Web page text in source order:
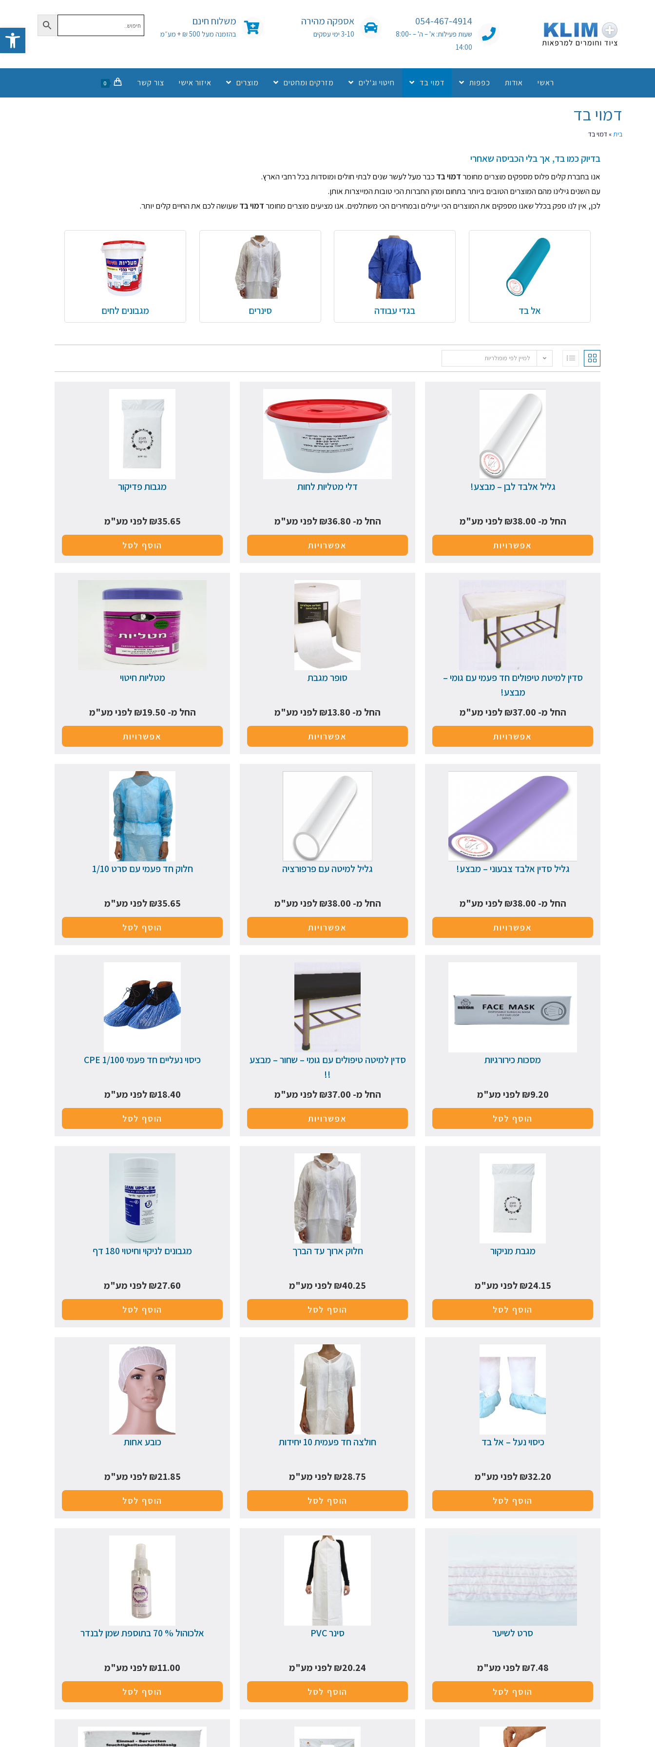
פתח סרגל נגישות
054-467-4914
שעות פעילות: א' – ה' – 8:00-
14:00
אספקה מהירה
3-10 ימי עסקים
משלוח חינם
בהזמנה מעל 500 ₪ + מע״מ
ראשי אודות כפפות דמוי בד חיטוי וג'לים מזרקים ומחטים מוצרים איזור אישי צור קשר 0
דמוי בד
בית»דמוי בד
בדיוק כמו בד, אך בלי הכביסה שאחרי
אנו בחברת קלים פלוס מספקים מוצרים מחומרדמוי בד כבר מעל לעשר שנים לבתי חולים ומוסדות בכל רחבי הארץ.
עם השנים גילינו מהם המוצרים הטובים ביותר בתחום ומהן החברות הכי טובות המייצרות אותן.
לכן, אין לנו ספק בכלל שאנו מספקים את המוצרים הכי יעילים ובמחירים הכי משתלמים. אנו מציעים מוצרים מחומרדמוי בד שעושה לכם את החיים קלים יותר.
אל בד בגדי עבודה סינרים מגבונים לחים
למיין לפי פופולריות
גליל אלבד לבן – מבצע!
החל מ- ₪38.00 לפני מע"מ
אפשרויות
דלי מטליות לחות
החל מ- ₪36.80 לפני מע"מ
אפשרויות
מגבות פדיקור
₪35.65 לפני מע"מ
הוסף לסל
סדין למיטת טיפולים חד פעמי עם גומי –
מבצע!
החל מ-
₪37.00 לפני מע"מ
אפשרויות
סופר מגבת
החל מ- ₪13.80 לפני מע"מ
אפשרויות
מטליות חיטוי
החל מ- ₪19.50 לפני מע"מ
אפשרויות
גליל סדין אלבד צבעוני – מבצע!
החל מ- ₪38.00 לפני מע"מ
אפשרויות
גליל למיטה עם פרפורציה
החל מ- ₪38.00 לפני מע"מ
אפשרויות
חלוק חד פעמי עם סרט 1/10
₪35.65 לפני מע"מ
הוסף לסל
מסכות כירורגיות
₪9.20 לפני מע"מ
הוסף לסל
סדין למיטה טיפולים עם גומי – שחור – מבצע
!!
החל מ-
₪37.00 לפני מע"מ
אפשרויות
כיסוי נעליים חד פעמי CPE 1/100
₪18.40 לפני מע"מ
הוסף לסל
מגבת מניקור
₪24.15 לפני מע"מ
הוסף לסל
חלוק ארוך עד הברך
₪40.25 לפני מע"מ
הוסף לסל
מגבונים לניקוי וחיטוי 180 דף
₪27.60 לפני מע"מ
הוסף לסל
כיסוי נעל – אל בד
₪32.20 לפני מע"מ
הוסף לסל
חולצה חד פעמית 10 יחידות
₪28.75 לפני מע"מ
הוסף לסל
כובע אחות
₪21.85 לפני מע"מ
הוסף לסל
סרט לשיער
₪7.48 לפני מע"מ
הוסף לסל
סינר PVC
₪20.24 לפני מע"מ
הוסף לסל
אלכוהול % 70 בתוספת שמן לבנדר
₪11.00 לפני מע"מ
הוסף לסל